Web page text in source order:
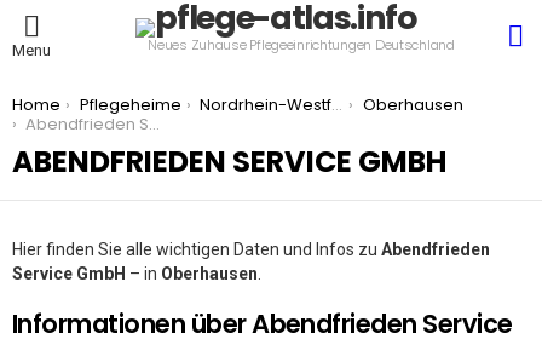
Menu Neues Zuhause Pflegeeinrichtungen Deutschland
You are here:
Home Pflegeheime Nordrhein-Westfalen
Oberhausen
Abendfrieden Service GmbH
ABENDFRIEDEN SERVICE GMBH
Hier finden Sie alle wichtigen Daten und Infos zu Abendfrieden
Service GmbH – in Oberhausen
Informationen über Abendfrieden Service